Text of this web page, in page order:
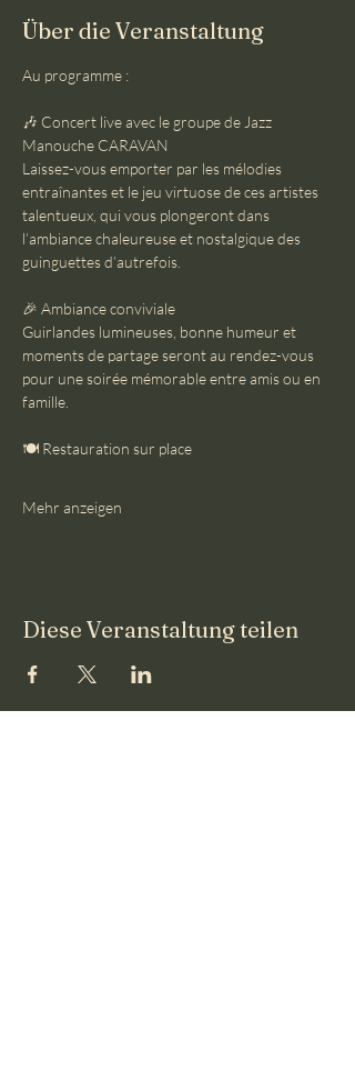
Über die Veranstaltung
Au programme :
🎶 Concert live avec le groupe de Jazz
Manouche CARAVAN
Laissez-vous emporter par les mélodies
entraînantes et le jeu virtuose de ces artistes
talentueux, qui vous plongeront dans
l’ambiance chaleureuse et nostalgique des
guinguettes d’autrefois.
🎉 Ambiance conviviale
Guirlandes lumineuses, bonne humeur et
moments de partage seront au rendez-vous
pour une soirée mémorable entre amis ou en
famille.
🍽 Restauration sur place
Mehr anzeigen
Diese Veranstaltung teilen